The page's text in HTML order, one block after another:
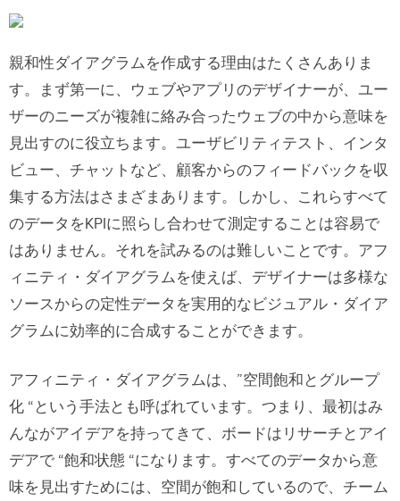
親和性ダイアグラムを作成する理由はたくさんありま
す。まず第一に、ウェブやアプリのデザイナーが、ユー
ザーのニーズが複雑に絡み合ったウェブの中から意味を
見出すのに役立ちます。ユーザビリティテスト、インタ
ビュー、チャットなど、顧客からのフィードバックを収
集する方法はさまざまあります。しかし、これらすべて
のデータをKPIに照らし合わせて測定することは容易で
はありません。それを試みるのは難しいことです。アフ
ィニティ・ダイアグラムを使えば、デザイナーは多様な
ソースからの定性データを実用的なビジュアル・ダイア
グラムに効率的に合成することができます。
アフィニティ・ダイアグラムは、”空間飽和とグループ
化 “という手法とも呼ばれています。つまり、最初はみ
んながアイデアを持ってきて、ボードはリサーチとアイ
デアで “飽和状態 “になります。すべてのデータから意
味を見出すためには、空間が飽和しているので、チーム